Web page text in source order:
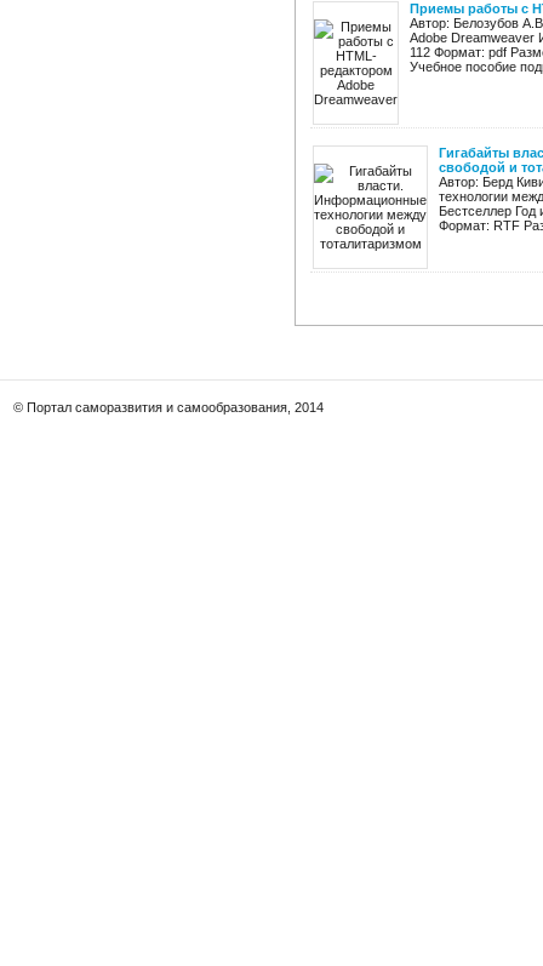
Приемы работы с
Автор: Белозубов
Adobe
112 Формат: pdf
Учебное пособие
Гигабайты
свободой и
Автор: Берд
технологии
Бестселлер Год
Формат: RTF
© Портал саморазвития и самообразования, 2014